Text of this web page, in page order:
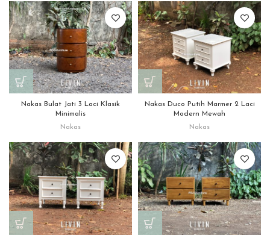
Nakas Bulat Jati 3 Laci Klasik
Minimalis
Nakas
Nakas Duco Putih Marmer 2 Laci
Modern Mewah
Nakas